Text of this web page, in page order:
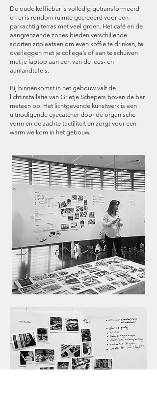
De oude koffiebar is volledig getransformeerd
en er is rondom ruimte gecreëerd voor een
parkachtig terras met veel groen. Het café en de
aangrenzende zones bieden verschillende
soorten zitplaatsen om even koffie te drinken, te
overleggen met je collega’s of aan te schuiven
met je laptop aan een van de lees- en
aanlandtafels.
Bij binnenkomst in het gebouw valt de
lichtinstallatie van Grietje Schepers boven de bar
meteen op. Het lichtgevende kunstwerk is een
uitnodigende eyecatcher door de organische
vorm en de zachte tactiliteit en zorgt voor een
warm welkom in het gebouw.